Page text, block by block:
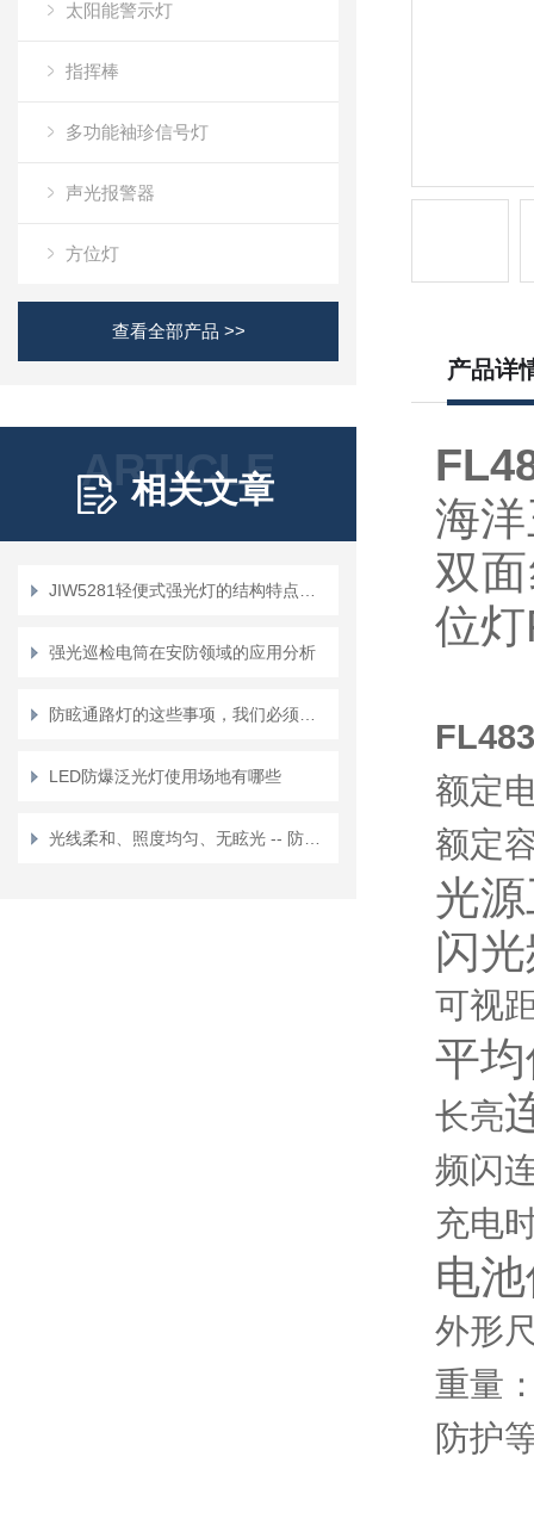
太阳能警示灯
指挥棒
多功能袖珍信号灯
声光报警器
方位灯
查看全部产品 >>
ARTICLE
相关文章
强光巡检电筒在安防领域的应用分析
LED防爆泛光灯使用场地有哪些
产品详
海
双
位灯
额定
额定
光
闪
可视
平
长亮
频闪
充电
电
外形
重量
防护